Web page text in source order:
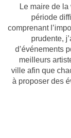
Le maire de
période
comprenant
prudente,
d’événements
meilleurs
ville afin que
à proposer des